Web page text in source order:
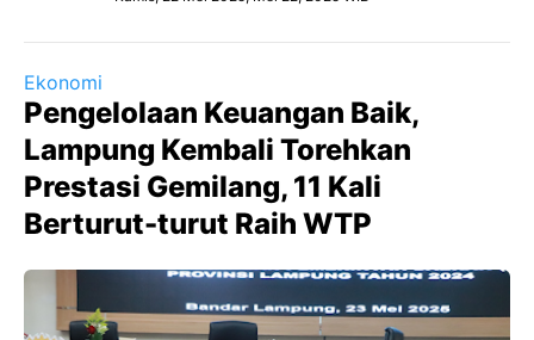
Ekonomi
Pengelolaan Keuangan Baik,
Lampung Kembali Torehkan
Prestasi Gemilang, 11 Kali
Berturut-turut Raih WTP